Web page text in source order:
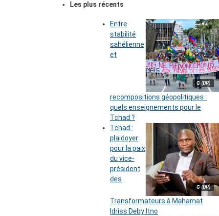
Les plus récents
© (DR)
Entre
stabilité
sahélienne
et
recompositions géopolitiques :
quels enseignements pour le
Tchad ?
© (DR)
Tchad :
plaidoyer
pour la paix
du vice-
président
des
Transformateurs à Mahamat
Idriss Deby Itno